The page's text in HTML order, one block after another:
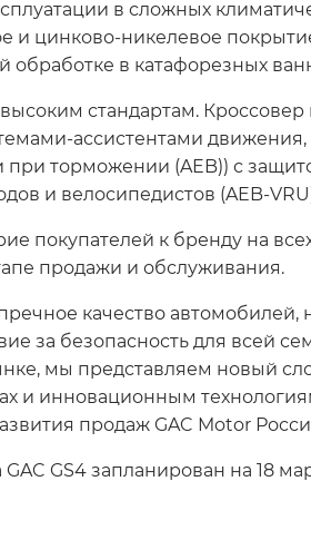
в сложных
цинково-никелевое
в катафорезных
стандартам.
ассистентами
торможении (AEB)) с
и велосипедистов (AEB-
покупателей к бренду на
продажи и обслуживания.
качество
за безопасность для всей
мы представляем новый
и инновационным
продаж GAC Motor
GS4 запланирован на 18